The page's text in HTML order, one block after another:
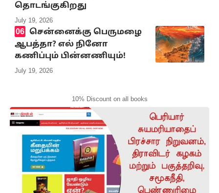
தொடங்குகிறது
July 19, 2026
சென்னைக்கு பெருமழை
ஆபத்தா? எல் நினோ
கணிப்பும் பின்னணியும்!
July 19, 2026
10% Discount on all books